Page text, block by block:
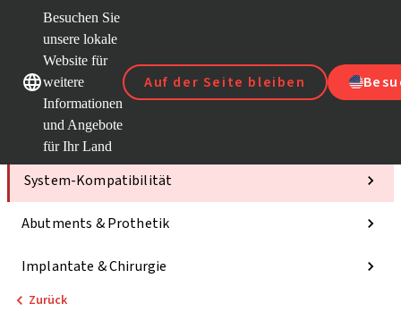
Besuchen Sie
unsere lokale
Website für
weitere
Informationen
und Angebote
für Ihr Land
Auf der Seite bleiben
Unsere MarkenUnsere Marken
Kategorien
System-Kompatibilität
Abutments & Prothetik
Implantate & Chirurgie
Zurück